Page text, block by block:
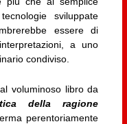
sviluppate
essere di
a uno
condiviso.
al voluminoso libro da
della ragione
perentoriamente